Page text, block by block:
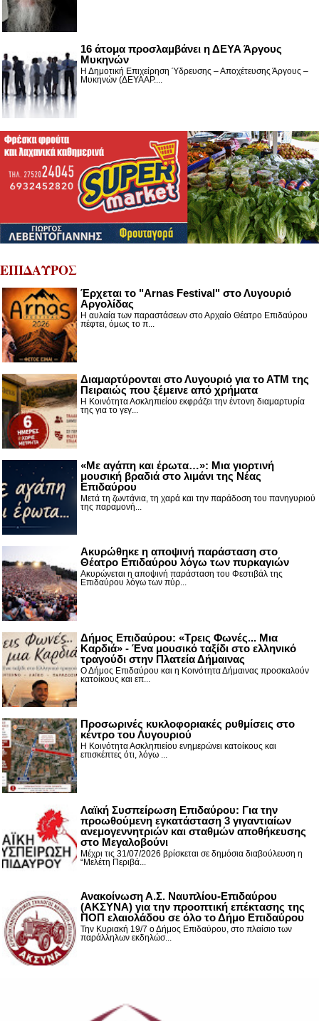
16 άτομα προσλαμβάνει η ΔΕΥΑ Άργους
Μυκηνών
Η Δημοτική Επιχείρηση Ύδρευσης – Αποχέτευσης Άργους –
Μυκηνών (ΔΕΥΑΑΡ....
ΕΠΙΔΑΥΡΟΣ
Έρχεται το "Arnas Festival" στο Λυγουριό
Αργολίδας
Η αυλαία των παραστάσεων στο Αρχαίο Θέατρο Επιδαύρου
πέφτει, όμως το π...
Διαμαρτύρονται στο Λυγουριό για το ΑΤΜ της
Πειραιώς που ξέμεινε από χρήματα
Η Κοινότητα Ασκληπιείου εκφράζει την έντονη διαμαρτυρία
της για το γεγ...
«Με αγάπη και έρωτα…»: Μια γιορτινή
μουσική βραδιά στο λιμάνι της Νέας
Επιδαύρου
Μετά τη ζωντάνια, τη χαρά και την παράδοση του πανηγυριού
της παραμονή...
Ακυρώθηκε η αποψινή παράσταση στο
Θέατρο Επιδαύρου λόγω των πυρκαγιών
Ακυρώνεται η αποψινή παράσταση του Φεστιβάλ της
Επιδαύρου λόγω των πύρ...
Δήμος Επιδαύρου: «Τρεις Φωνές... Μια
Καρδιά» - Ένα μουσικό ταξίδι στο ελληνικό
τραγούδι στην Πλατεία Δήμαινας
Ο Δήμος Επιδαύρου και η Κοινότητα Δήμαινας προσκαλούν
κατοίκους και επ...
Προσωρινές κυκλοφοριακές ρυθμίσεις στο
κέντρο του Λυγουριού
Η Κοινότητα Ασκληπιείου ενημερώνει κατοίκους και
επισκέπτες ότι, λόγω ...
Λαϊκή Συσπείρωση Επιδαύρου: Για την
προωθούμενη εγκατάσταση 3 γιγαντιαίων
ανεμογεννητριών και σταθμών αποθήκευσης
στο Μεγαλοβούνι
Μέχρι τις 31/07/2026 βρίσκεται σε δημόσια διαβούλευση η
“Μελέτη Περιβά...
Ανακοίνωση Α.Σ. Ναυπλίου-Επιδαύρου
(ΑΚΣΥΝΑ) για την προοπτική επέκτασης της
ΠΟΠ ελαιολάδου σε όλο το Δήμο Επιδαύρου
Την Κυριακή 19/7 ο Δήμος Επιδαύρου, στο πλαίσιο των
παράλληλων εκδηλώσ...